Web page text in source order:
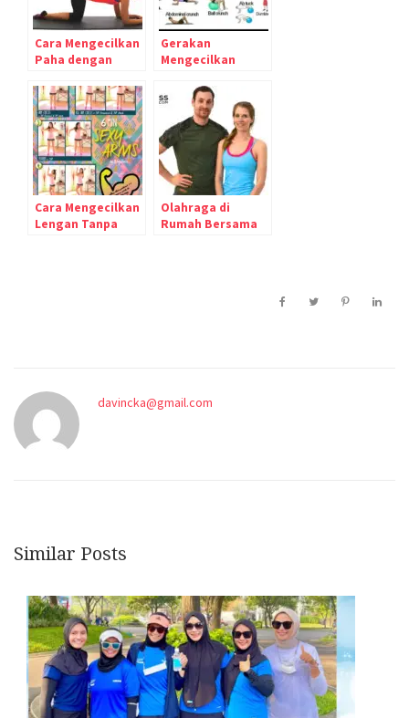
Cara Mengecilkan
Paha dengan
Sederhana di
Rumah
Gerakan
Mengecilkan
“Clean Eating”
Seminggu +
Olahraga di
Rumah
Cara Mengecilkan
Lengan Tanpa
Olahraga di
Rumah Bersama
davincka@gmail.com
Similar Posts